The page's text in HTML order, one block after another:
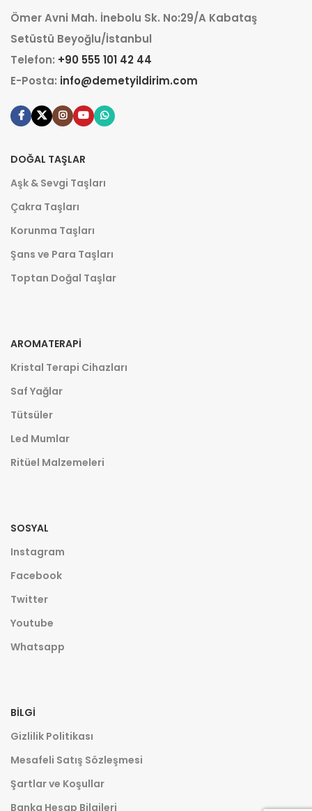
Ömer Avni Mah. İnebolu Sk. No:29/A Kabataş
Setüstü Beyoğlu/İstanbul
Telefon: +90 555 101 42 44
E-Posta: info@demetyildirim.com
DOĞAL TAŞLAR
Aşk & Sevgi Taşları
Çakra Taşları
Korunma Taşları
Şans ve Para Taşları
Toptan Doğal Taşlar
AROMATERAPI
Kristal Terapi Cihazları
Saf Yağlar
Tütsüler
Led Mumlar
Ritüel Malzemeleri
SOSYAL
Instagram
Facebook
Twitter
Youtube
Whatsapp
BILGI
Gizlilik Politikası
Mesafeli Satış Sözleşmesi
Şartlar ve Koşullar
Banka Hesap Bilgileri